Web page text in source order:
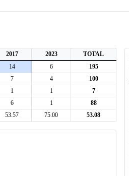
2017 2023
TOTAL
14 6
195
7 4
100
1 1
7
6 1
88
53.57 75.00 53.08